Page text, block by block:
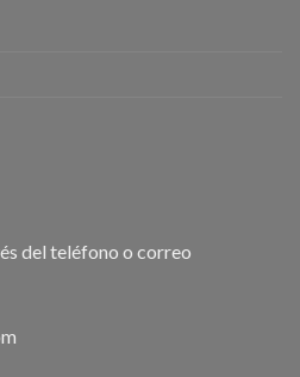
del teléfono o correo